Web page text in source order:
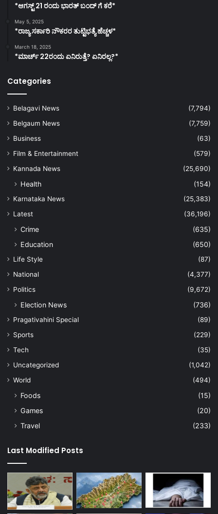
*ಆಗಸ್ಟ್ 21 ರಂದು ಭಾರತ್‌ ಬಂದ್‌ ಗೆ ಕರೆ*
May 5, 2025
*ರಾಜ್ಯ ಸರ್ಕಾರಿ ನೌಕರರ ತುಟ್ಟಿಭತ್ಯೆ ಹೆಚ್ಚಳ*
March 18, 2025
*ಮಾರ್ಚ್ 22ರಂದು ಏನಿರುತ್ತೆ? ಏನಿರಲ್ಲ?*
Categories
Belagavi News
(7,794)
Belgaum News
(7,759)
Business
(63)
Film & Entertainment
(579)
Kannada News
(25,690)
Health (154)
Karnataka News
(25,383)
Latest
(36,196)
Crime
(635)
Education
(650)
Life Style
(87)
National
(4,377)
Politics
(9,672)
Election News (736)
Pragativahini Special
(89)
Sports
(229)
Tech
(35)
Uncategorized
(1,042)
World
(494)
Foods
(15)
Games
(20)
Travel
(233)
Last Modified Posts